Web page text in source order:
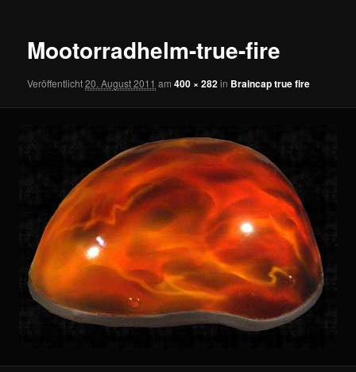
Mootorradhelm-true-fire
Veröffentlicht20. August 2011 am400 × 282in Braincap true fire